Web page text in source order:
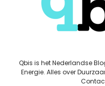
Qbis is het Nederlandse
Energie. Alles over